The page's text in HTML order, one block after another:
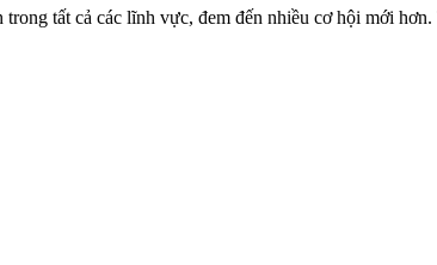
tất cả các lĩnh vực, đem đến nhiều cơ hội mới